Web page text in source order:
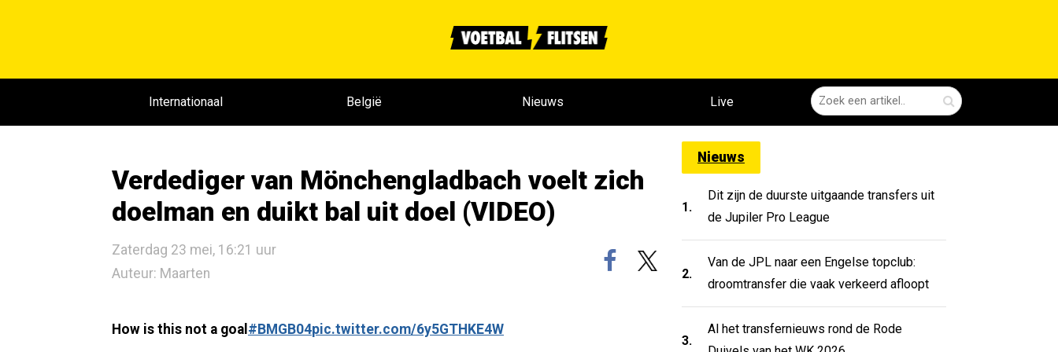
Internationaal België Nieuws Live
Verdediger van Mönchengladbach voelt zich
doelman en duikt bal uit doel (VIDEO)
Zaterdag 23 mei, 16:21 uur
Auteur: Maarten
How is this not a goal #BMGB04pic.twitter.com/6y5GTHKE4W
Nieuws
1.
Dit zijn de duurste uitgaande transfers uit
de Jupiler Pro League
2.
Van de JPL naar een Engelse topclub:
droomtransfer die vaak verkeerd afloopt
3.
Al het transfernieuws rond de Rode